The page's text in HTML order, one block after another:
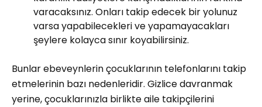
varacaksınız. Onları takip edecek bir yolunuz
varsa yapabilecekleri ve yapamayacakları
şeylere kolayca sınır koyabilirsiniz.
Bunlar ebeveynlerin çocuklarının telefonlarını takip
etmelerinin bazı nedenleridir. Gizlice davranmak
yerine, çocuklarınızla birlikte aile takipçilerini